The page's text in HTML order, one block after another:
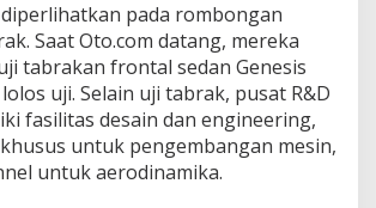
pada rombongan
Saat Oto.com datang, mereka
tabrakan frontal sedan Genesis
uji. Selain uji tabrak, pusat R&D
fasilitas desain dan engineering,
untuk pengembangan mesin,
untuk aerodinamika.